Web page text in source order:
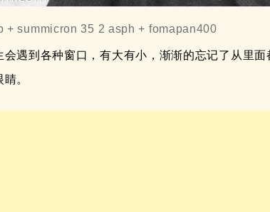
+ summicron 35 2 asph + fomapan400
会遇到各种窗口，有大有小，渐渐的忘记了从里
。